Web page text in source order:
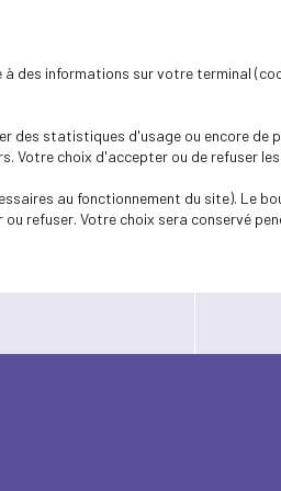
des informations sur votre terminal
des statistiques d'usage ou encore
Votre choix d'accepter ou de refuser
au fonctionnement du site). Le
Votre choix sera conservé